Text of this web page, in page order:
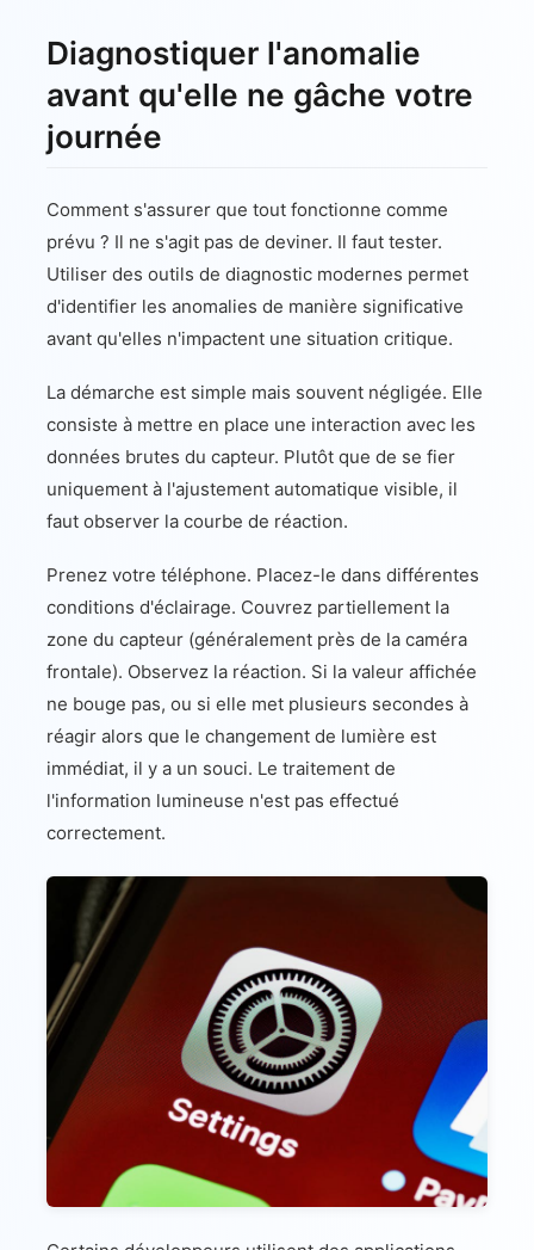
Diagnostiquer l'anomalie
avant qu'elle ne gâche votre
journée
Comment s'assurer que tout fonctionne comme
prévu ? Il ne s'agit pas de deviner. Il faut tester.
Utiliser des outils de diagnostic modernes permet
d'identifier les anomalies de manière significative
avant qu'elles n'impactent une situation critique.
La démarche est simple mais souvent négligée. Elle
consiste à mettre en place une interaction avec les
données brutes du capteur. Plutôt que de se fier
uniquement à l'ajustement automatique visible, il
faut observer la courbe de réaction.
Prenez votre téléphone. Placez-le dans différentes
conditions d'éclairage. Couvrez partiellement la
zone du capteur (généralement près de la caméra
frontale). Observez la réaction. Si la valeur affichée
ne bouge pas, ou si elle met plusieurs secondes à
réagir alors que le changement de lumière est
immédiat, il y a un souci. Le traitement de
l'information lumineuse n'est pas effectué
correctement.